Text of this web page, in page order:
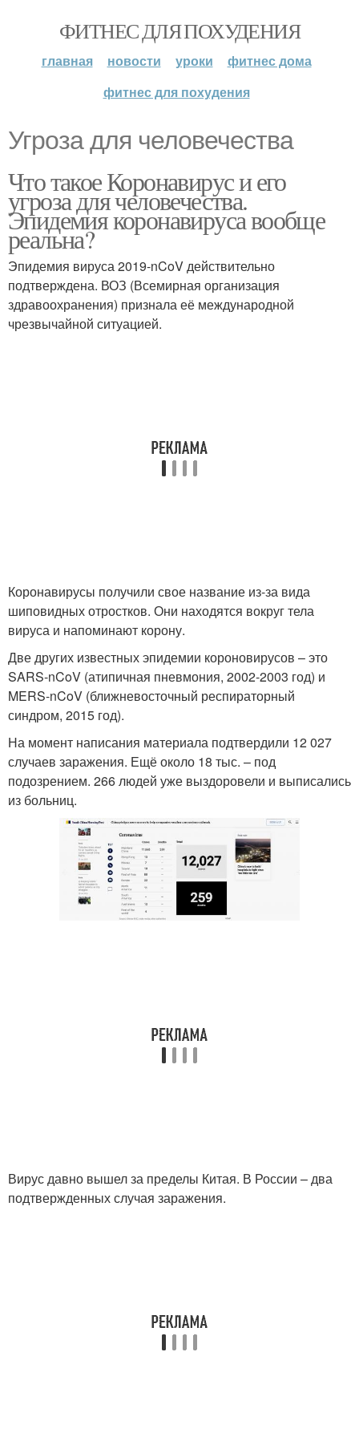
ФИТНЕС ДЛЯ ПОХУДЕНИЯ
главная новости уроки
фитнес дома
фитнес для похудения
Угроза для человечества
Что такое Коронавирус и его
угроза для человечества.
Эпидемия коронавируса вообще
реальна?
Эпидемия вируса 2019-nCoV действительно
подтверждена. ВОЗ (Всемирная организация
здравоохранения) признала её международной
чрезвычайной ситуацией.
Коронавирусы получили свое название из-за вида
шиповидных отростков. Они находятся вокруг тела
вируса и напоминают корону.
Две других известных эпидемии короновирусов – это
SARS-nCoV (атипичная пневмония, 2002-2003 год) и
MERS-nCoV (ближневосточный респираторный
синдром, 2015 год).
На момент написания материала подтвердили 12 027
случаев заражения. Ещё около 18 тыс. – под
подозрением. 266 людей уже выздоровели и выписались
из больниц.
Вирус давно вышел за пределы Китая. В России – два
подтвержденных случая заражения.